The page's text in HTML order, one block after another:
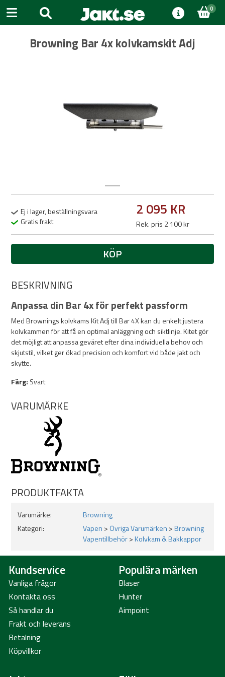
0
Browning Bar 4x kolvkamskit Adj
Ej i lager, beställningsvara
Gratis frakt
2 095 KR
Rek. pris 2 100 kr
KÖP
BESKRIVNING
Anpassa din Bar 4x för perfekt passform
Med Brownings kolvkams Kit Adj till Bar 4X kan du enkelt justera
kolvkammen för att få en optimal anläggning och siktlinje. Kitet gör
det möjligt att anpassa geväret efter dina individuella behov och
skjutstil, vilket ger ökad precision och komfort vid både jakt och
skytte.
Färg: Svart
VARUMÄRKE
PRODUKTFAKTA
Varumärke:
Browning
Kategori:
Vapen > Övriga Varumärken >Browning
Vapentillbehör>Kolvkam & Bakkappor
Kundservice
Vanliga frågor
Kontakta oss
Så handlar du
Frakt och leverans
Betalning
Köpvillkor
Populära märken
Blaser
Hunter
Aimpoint